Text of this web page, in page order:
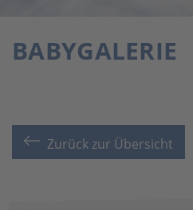
BABYGALERIE
Zurück zur Übersicht